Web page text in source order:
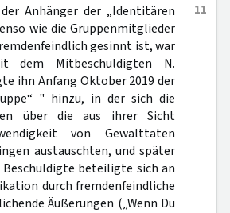
11
Anhänger der „Identitären
wie die Gruppenmitglieder
gesinnt ist, war
dem Mitbeschuldigten N.
ihn Anfang Oktober 2019 der
" hinzu, in der sich die
über die aus ihrer Sicht
von Gewalttaten
austauschten, und später
Beschuldigte beteiligte sich an
durch fremdenfeindliche
Äußerungen („Wenn Du